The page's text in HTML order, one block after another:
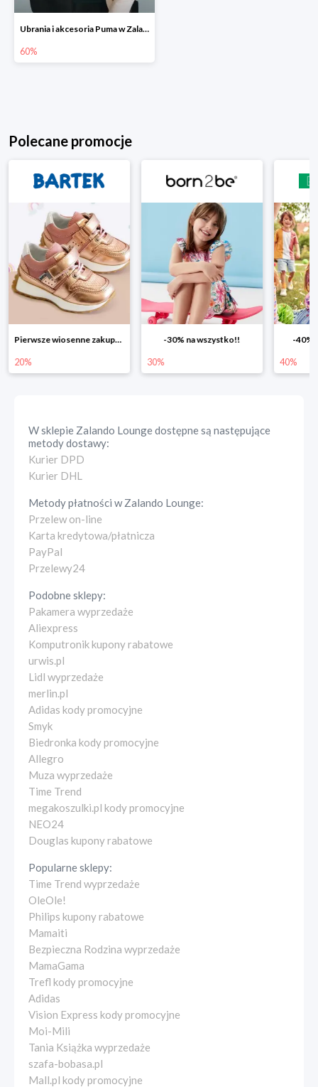
Ubrania i akcesoria Puma w Zalando Lounge do -60%
60%
Polecane promocje
Pierwsze wiosenne zakupy -20%
20%
-30% na wszystko!!
30%
-40%
40%
W sklepie Zalando Loungedostępne są następujące
metody dostawy:
Kurier DPD
Kurier DHL
Metody płatności wZalando Lounge:
Przelew on-line
Karta kredytowa/płatnicza
PayPal
Przelewy24
Podobne sklepy:
Pakamera wyprzedaże
Aliexpress
Komputronik kupony rabatowe
urwis.pl
Lidl wyprzedaże
merlin.pl
Adidas kody promocyjne
Smyk
Biedronka kody promocyjne
Allegro
Muza wyprzedaże
Time Trend
megakoszulki.pl kody promocyjne
NEO24
Douglas kupony rabatowe
Popularne sklepy:
Time Trend wyprzedaże
OleOle!
Philips kupony rabatowe
Mamaiti
Bezpieczna Rodzina wyprzedaże
MamaGama
Trefl kody promocyjne
Adidas
Vision Express kody promocyjne
Moi-Mili
Tania Książka wyprzedaże
szafa-bobasa.pl
Mall.pl kody promocyjne